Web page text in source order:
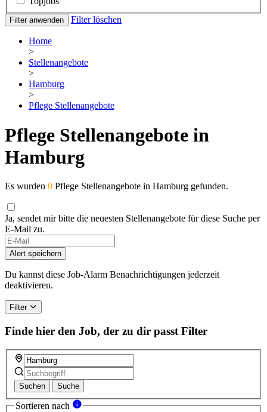
Filter anwenden Filter löschen
Home
>
Stellenangebote
>
Hamburg
>
Pflege Stellenangebote
Pflege Stellenangebote in
Hamburg
Es wurden 0 Pflege Stellenangebote in Hamburg gefunden.
Ja, sendet mir bitte die neuesten Stellenangebote für diese Suche per
E-Mail zu.
Alert speichern
Du kannst diese Job-Alarm Benachrichtigungen jederzeit
deaktivieren.
Filter
Finde hier den Job, der zu dir passt Filter
Suchen Suche
Sortieren nach